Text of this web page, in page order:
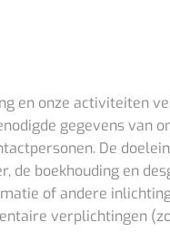
en onze activiteiten
gegevens van
De
de boekhouding en
of andere
verplichtingen